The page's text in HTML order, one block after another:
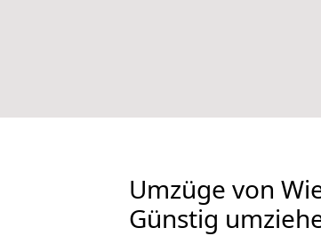
Umzüge von
Günstig